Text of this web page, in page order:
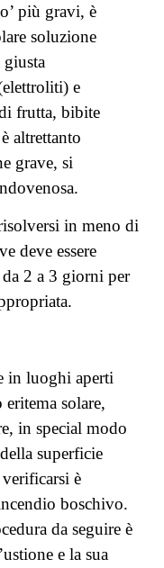
più gravi, è
soluzione
giusta
e
frutta, bibite
altrettanto
grave, si
in meno di
deve essere
2 a 3 giorni per
in luoghi aperti
solare,
in special modo
superficie
è
boschivo.
da seguire è
e la sua